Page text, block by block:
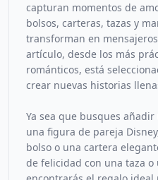
capturan momentos de
bolsos, carteras, tazas y
transforman en
artículo, desde los más
románticos, está
crear nuevas historias
Ya sea que busques
una figura de pareja
bolso o una cartera
de felicidad con una taza